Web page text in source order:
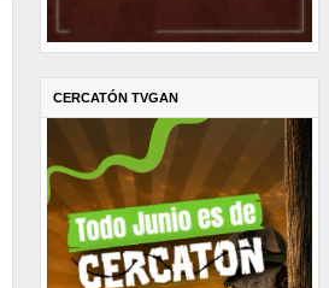
CERCATÓN TVGAN